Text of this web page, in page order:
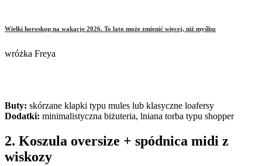
Wielki horoskop na wakacje 2026. To lato może zmienić więcej, niż myślisz
wróżka Freya
Buty: skórzane klapki typu mules lub klasyczne loafersy
Dodatki: minimalistyczna biżuteria, lniana torba typu shopper
2. Koszula oversize + spódnica midi z
wiskozy